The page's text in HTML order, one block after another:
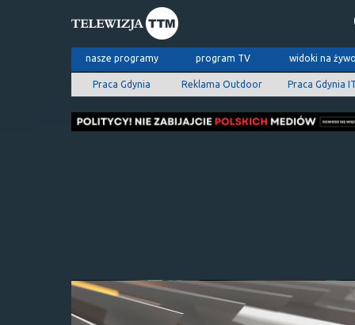
nasze programy program TV widoki na
Praca Gdynia Reklama Outdoor Praca Gdynia